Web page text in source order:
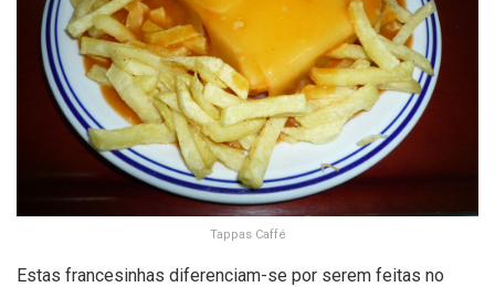
Tappas Caffé
Estas francesinhas diferenciam-se por serem feitas no